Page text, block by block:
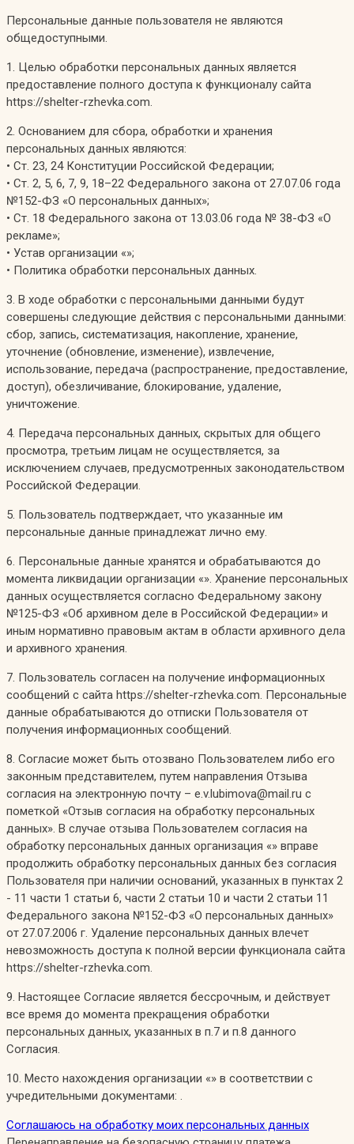
Персональные данные пользователя не являются
общедоступными.
1. Целью обработки персональных данных является
предоставление полного доступа к функционалу сайта
https://shelter-rzhevka.com.
2. Основанием для сбора, обработки и хранения
персональных данных являются:
• Ст. 23, 24 Конституции Российской Федерации;
• Ст. 2, 5, 6, 7, 9, 18–22 Федерального закона от 27.07.06 года
№152-ФЗ «О персональных данных»;
• Ст. 18 Федерального закона от 13.03.06 года № 38-ФЗ «О
рекламе»;
• Устав организации «»;
• Политика обработки персональных данных.
3. В ходе обработки с персональными данными будут
совершены следующие действия с персональными данными:
сбор, запись, систематизация, накопление, хранение,
уточнение (обновление, изменение), извлечение,
использование, передача (распространение, предоставление,
доступ), обезличивание, блокирование, удаление,
уничтожение.
4. Передача персональных данных, скрытых для общего
просмотра, третьим лицам не осуществляется, за
исключением случаев, предусмотренных законодательством
Российской Федерации.
5. Пользователь подтверждает, что указанные им
персональные данные принадлежат лично ему.
6. Персональные данные хранятся и обрабатываются до
момента ликвидации организации «». Хранение персональных
данных осуществляется согласно Федеральному закону
№125-ФЗ «Об архивном деле в Российской Федерации» и
иным нормативно правовым актам в области архивного дела
и архивного хранения.
7. Пользователь согласен на получение информационных
сообщений с сайта https://shelter-rzhevka.com. Персональные
данные обрабатываются до отписки Пользователя от
получения информационных сообщений.
8. Согласие может быть отозвано Пользователем либо его
законным представителем, путем направления Отзыва
согласия на электронную почту – e.v.lubimova@mail.ru с
пометкой «Отзыв согласия на обработку персональных
данных». В случае отзыва Пользователем согласия на
обработку персональных данных организация «» вправе
продолжить обработку персональных данных без согласия
Пользователя при наличии оснований, указанных в пунктах 2
- 11 части 1 статьи 6, части 2 статьи 10 и части 2 статьи 11
Федерального закона №152-ФЗ «О персональных данных»
от 27.07.2006 г. Удаление персональных данных влечет
невозможность доступа к полной версии функционала сайта
https://shelter-rzhevka.com.
9. Настоящее Согласие является бессрочным, и действует
все время до момента прекращения обработки
персональных данных, указанных в п.7 и п.8 данного
Согласия.
10. Место нахождения организации «» в соответствии с
учредительными документами: .
Соглашаюсь на обработку моих персональных данных